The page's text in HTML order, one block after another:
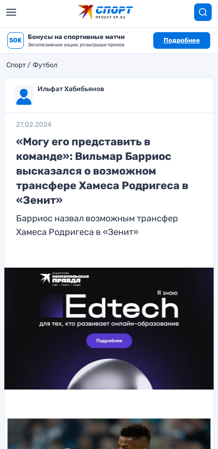
50K Бонусы на спортивные матчи
Эксклюзивные акции, розыгрыши призов
Подробнее
Спорт Футбол
Ильфат Хабибьянов
27.02.2024
«Могу его представить в
команде»: Вильмар Барриос
высказался о возможном
трансфере Хамеса Родригеса в
«Зенит»
Барриос назвал возможным трансфер
Хамеса Родригеса в «Зенит»